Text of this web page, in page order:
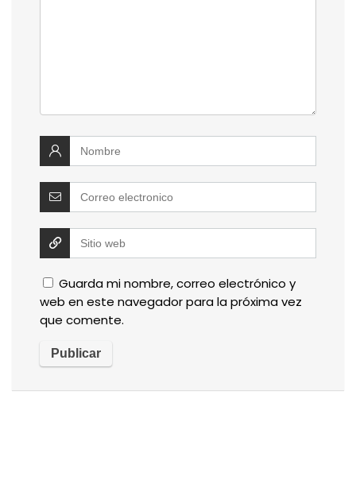
Guarda mi nombre, correo electrónico y
web en este navegador para la próxima vez
que comente.